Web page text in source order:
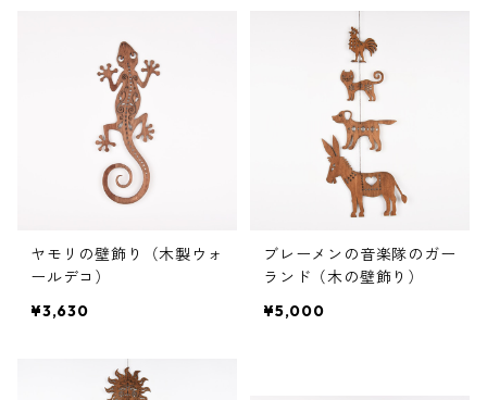
ヤモリの壁飾り（木製ウォ
ールデコ）
¥3,630
ブレーメンの音楽隊のガー
ランド（木の壁飾り）
¥5,000